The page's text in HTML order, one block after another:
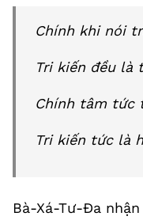
Chính khi nói
Tri kiến đều là
Chính tâm tức
Tri kiến tức là
Bà-Xá-Tư-Đa